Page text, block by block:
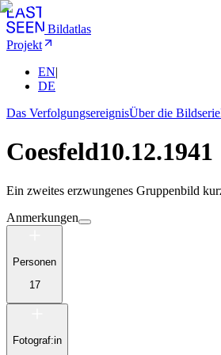
Bildatlas
Projekt
EN|
DE
Das VerfolgungsereignisÜber die Bildserie
Coesfeld10.12.1941
Ein zweites erzwungenes Gruppenbild
Anmerkungen
Personen
17
Fotograf:in